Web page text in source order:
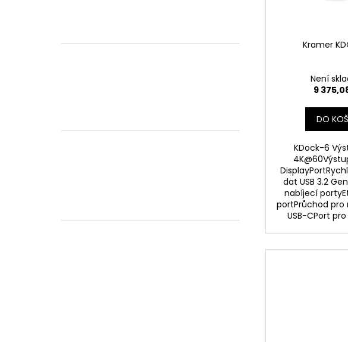
Kramer
Není
9
DO
KDock-6
dat USB 3.2
nabíjecí
portPrůchod pro
USB-CPort